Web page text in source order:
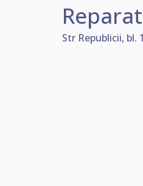
Str Republicii, bl.